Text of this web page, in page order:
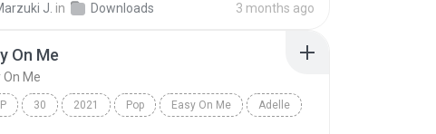
J. in Downloads 3 months ago
On Me
On Me
30 2021 Pop Easy On Me Adelle